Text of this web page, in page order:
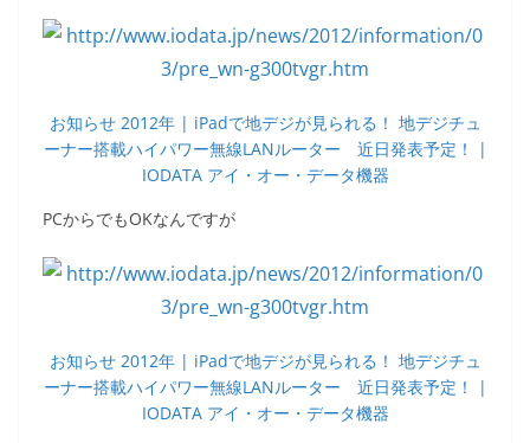
o
お知らせ 2012年 | iPadで地デジが見られる！ 地デジチュ
ーナー搭載ハイパワー無線LANルーター 近日発表予定！ |
IODATA アイ・オー・データ機器
PCからでもOKなんですが
お知らせ 2012年 | iPadで地デジが見られる！ 地デジチュ
ーナー搭載ハイパワー無線LANルーター 近日発表予定！ |
IODATA アイ・オー・データ機器